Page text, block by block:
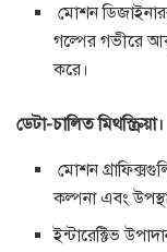
মোশন
গল্পের গভীরে
করে।
ডেটা-চালিত মিথস্ক্রিয়া।
মোশন
কল্পনা এবং
ইন্টারেক্টিভ